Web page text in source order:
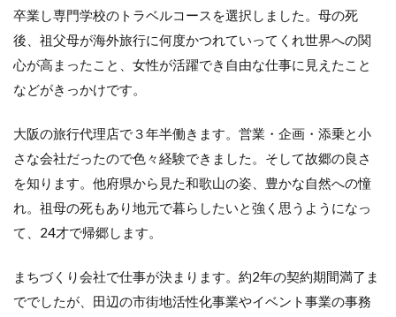
卒業し専門学校のトラベルコースを選択しました。母の死
後、祖父母が海外旅行に何度かつれていってくれ世界への関
心が高まったこと、女性が活躍でき自由な仕事に見えたこと
などがきっかけです。
大阪の旅行代理店で３年半働きます。営業・企画・添乗と小
さな会社だったので色々経験できました。そして故郷の良さ
を知ります。他府県から見た和歌山の姿、豊かな自然への憧
れ。祖母の死もあり地元で暮らしたいと強く思うようになっ
て、24才で帰郷します。
まちづくり会社で仕事が決まります。約2年の契約期間満了ま
ででしたが、田辺の市街地活性化事業やイベント事業の事務